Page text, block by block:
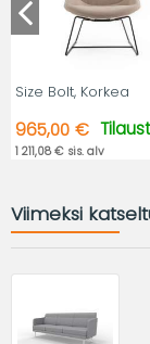
Size Bolt, Korkea
965,00 €
1 211,08 € sis. alv
Viimeksi